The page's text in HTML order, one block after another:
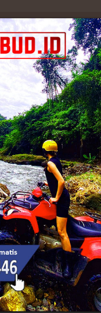
Otonan
Gonde Bakar(
Bali)
Jumbo Padi